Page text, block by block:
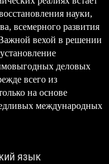
науки,
всемерного развития
вехой в решении
деловых
всего из
на основе
международных
язык